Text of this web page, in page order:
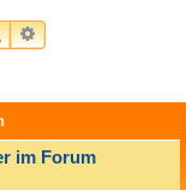
SUCHEERWEITERTE
im Forum